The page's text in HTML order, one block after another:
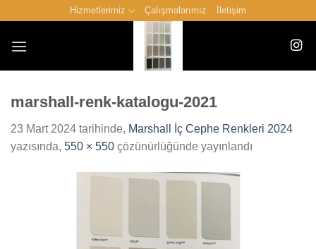
Hizmetlerimiz Çalışmalarımız İletişim
marshall-renk-katalogu-2021
23 Mart 2024 tarihinde, Marshall İç Cephe Renkleri 2024
yazısında, 550 × 550 çözünürlüğünde yayınlandı